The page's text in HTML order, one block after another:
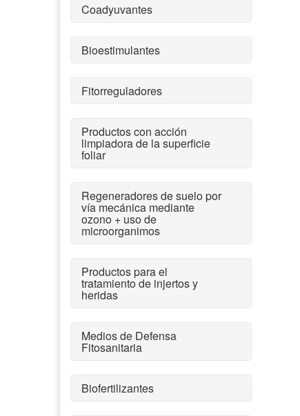
Coadyuvantes
Bioestimulantes
Fitorreguladores
Productos con acción
limpiadora de la superficie
foliar
Regeneradores de suelo por
vía mecánica mediante
ozono + uso de
microorganimos
Productos para el
tratamiento de injertos y
heridas
Medios de Defensa
Fitosanitaria
Biofertilizantes